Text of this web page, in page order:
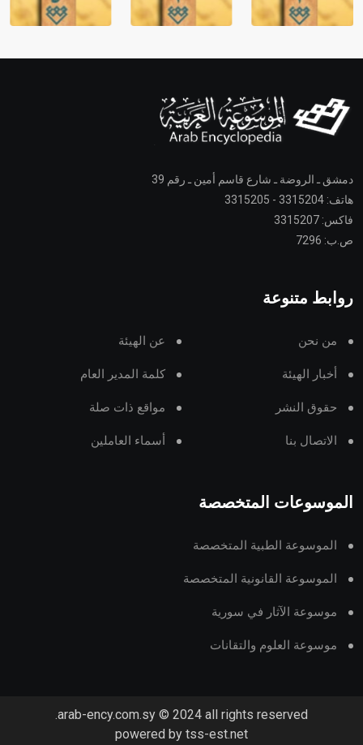
دمشق ـ الروضة ـ شارع قاسم أمين ـ رقم 39
هاتف: 3315204 - 3315205
فاكس: 3315207
ص.ب: 7296
روابط متنوعة
من نحن عن الهيئة
أخبار الهيئة كلمة المدير العام
حقوق النشر مواقع ذات صلة
الاتصال بنا أسماء العاملين
الموسوعات المتخصصة
الموسوعة الطبية المتخصصة
الموسوعة القانونية المتخصصة
موسوعة الآثار في سورية
موسوعة العلوم والتقانات
arab-ency.com.sy © 2024 all rights reserved.
powered by tss-est.net